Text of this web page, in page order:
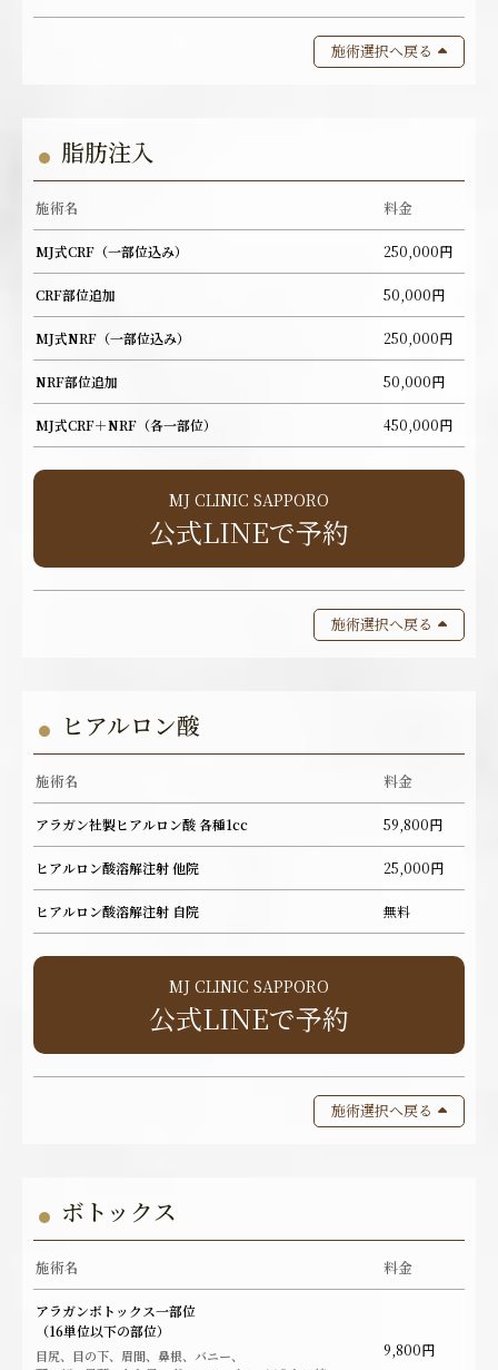
施術選択へ戻る
脂肪注入
施術名 料金
MJ式CRF（一部位込み） 250,000円
CRF部位追加 50,000円
MJ式NRF（一部位込み） 250,000円
NRF部位追加 50,000円
MJ式CRF＋NRF（各一部位） 450,000円
MJ CLINIC SAPPORO
公式LINEで予約
施術選択へ戻る
ヒアルロン酸
施術名 料金
アラガン社製ヒアルロン酸 各種1cc 59,800円
ヒアルロン酸溶解注射 他院 25,000円
ヒアルロン酸溶解注射 自院 無料
MJ CLINIC SAPPORO
公式LINEで予約
施術選択へ戻る
ボトックス
施術名 料金
アラガンボトックス一部位
（16単位以下の部位）
目尻、目の下、眉間、鼻根、バニー、
9,800円